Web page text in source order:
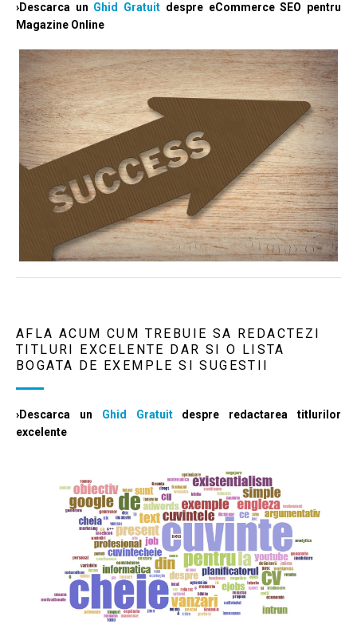
›Descarca un Ghid Gratuit despre eCommerce SEO pentru
Magazine Online
AFLA ACUM CUM TREBUIE SA REDACTEZI
TITLURI EXCELENTE DAR SI O LISTA
BOGATA DE EXEMPLE SI SUGESTII
›Descarca un Ghid Gratuitdespre redactarea titlurilor
excelente